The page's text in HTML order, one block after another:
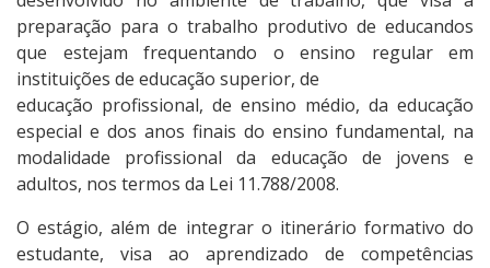
preparação para o trabalho produtivo de educandos
que estejam frequentando o ensino regular em
instituições de educação superior, de
educação profissional, de ensino médio, da educação
especial e dos anos finais do ensino fundamental, na
modalidade profissional da educação de jovens e
adultos, nos termos da Lei 11.788/2008.
O estágio, além de integrar o itinerário formativo do
estudante, visa ao aprendizado de competências